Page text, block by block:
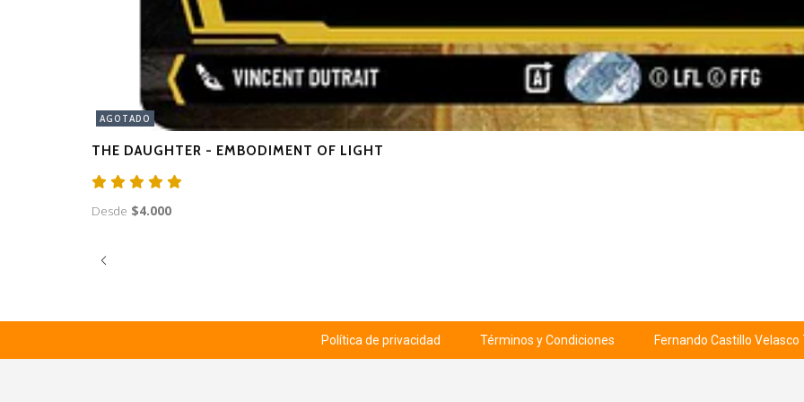
AGOTADO
THE DAUGHTER - EMBODIMENT OF LIGHT
Desde $4.000
Política de privacidad Términos y Condiciones Fernando Castillo Velasco